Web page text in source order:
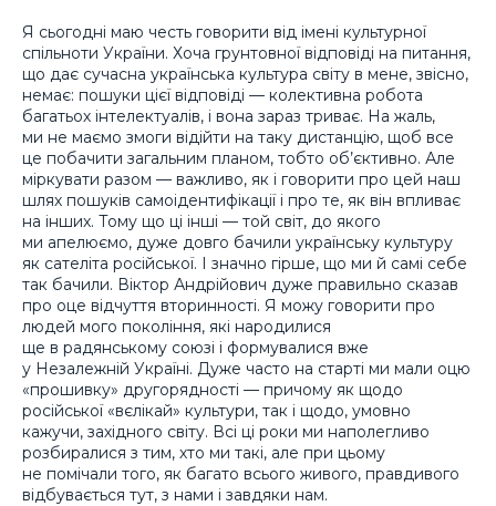
Я сьогодні маю честь говорити від імені культурної
спільноти України. Хоча грунтовної відповіді на питання,
що дає сучасна українська культура світу в мене, звісно,
немає: пошуки цієї відповіді — колективна робота
багатьох інтелектуалів, і вона зараз триває. На жаль,
ми не маємо змоги відійти на таку дистанцію, щоб все
це побачити загальним планом, тобто об’єктивно. Але
міркувати разом — важливо, як і говорити про цей наш
шлях пошуків самоідентифікації і про те, як він впливає
на інших. Тому що ці інші — той світ, до якого
ми апелюємо, дуже довго бачили українську культуру
як сателіта російської. І значно гірше, що ми й самі себе
так бачили. Віктор Андрійович дуже правильно сказав
про оце відчуття вторинності. Я можу говорити про
людей мого покоління, які народилися
ще в радянському союзі і формувалися вже
у Незалежній Україні. Дуже часто на старті ми мали оцю
«прошивку» другорядності — причому як щодо
російської «вєлікай» культури, так і щодо, умовно
кажучи, західного світу. Всі ці роки ми наполегливо
розбиралися з тим, хто ми такі, але при цьому
не помічали того, як багато всього живого, правдивого
відбувається тут, з нами і завдяки нам.